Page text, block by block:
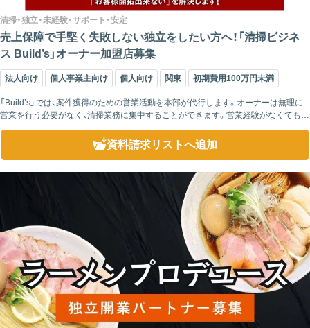
清掃・独立・未経験・サポート・安定
売上保障で手堅く失敗しない独立をしたい方へ！「清掃ビジネ
ス Build’s」オーナー加盟店募集
法人向け 個人事業主向け 個人向け 関東 初期費用100万円未満
「Build’s」では、案件獲得のための営業活動を本部が代行します。オーナーは無理に
営業を行う必要がなく、清掃業務に集中することができます。営業経験がなくてもス
資料請求リストへ追加